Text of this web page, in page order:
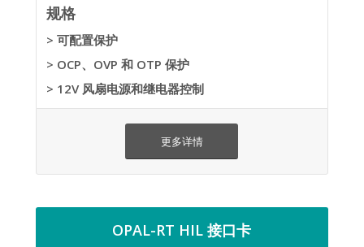
规格
> 可配置保护
> OCP、OVP 和 OTP 保护
> 12V 风扇电源和继电器控制
更多详情
OPAL-RT HIL 接口卡